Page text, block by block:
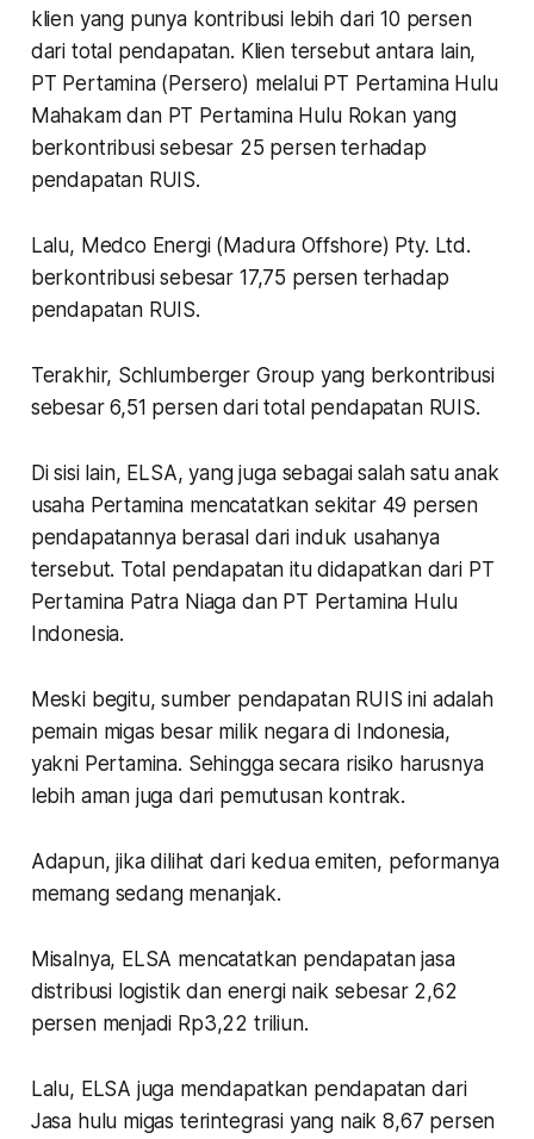
klien yang punya kontribusi lebih dari 10 persen
dari total pendapatan. Klien tersebut antara lain,
PT Pertamina (Persero) melalui PT Pertamina Hulu
Mahakam dan PT Pertamina Hulu Rokan yang
berkontribusi sebesar 25 persen terhadap
pendapatan RUIS.
Lalu, Medco Energi (Madura Offshore) Pty. Ltd.
berkontribusi sebesar 17,75 persen terhadap
pendapatan RUIS.
Terakhir, Schlumberger Group yang berkontribusi
sebesar 6,51 persen dari total pendapatan RUIS.
Di sisi lain, ELSA, yang juga sebagai salah satu anak
usaha Pertamina mencatatkan sekitar 49 persen
pendapatannya berasal dari induk usahanya
tersebut. Total pendapatan itu didapatkan dari PT
Pertamina Patra Niaga dan PT Pertamina Hulu
Indonesia.
Meski begitu, sumber pendapatan RUIS ini adalah
pemain migas besar milik negara di Indonesia,
yakni Pertamina. Sehingga secara risiko harusnya
lebih aman juga dari pemutusan kontrak.
Adapun, jika dilihat dari kedua emiten, peformanya
memang sedang menanjak.
Misalnya, ELSA mencatatkan pendapatan jasa
distribusi logistik dan energi naik sebesar 2,62
persen menjadi Rp3,22 triliun.
Lalu, ELSA juga mendapatkan pendapatan dari
Jasa hulu migas terintegrasi yang naik 8,67 persen